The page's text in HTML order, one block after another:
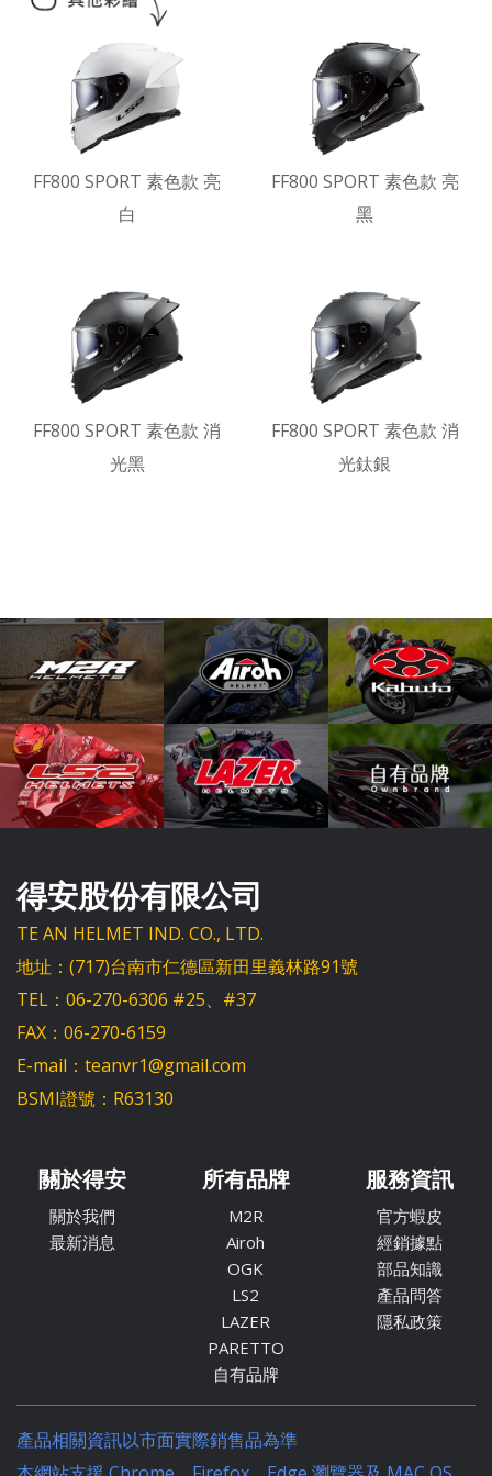
FF800 SPORT 素色款 亮
白
FF800 SPORT 素色款 亮
黑
FF800 SPORT 素色款 消
光黑
FF800 SPORT 素色款 消
光鈦銀
得安股份有限公司
TE AN HELMET IND. CO., LTD.
地址：(717)台南市仁德區新田里義林路91號
TEL：06-270-6306 #25、#37
FAX：06-270-6159
E-mail：teanvr1@gmail.com
BSMI證號：R63130
關於得安
關於我們
最新消息
所有品牌
M2R
Airoh
OGK
LS2
LAZER
PARETTO
自有品牌
服務資訊
官方蝦皮
經銷據點
部品知識
產品問答
隱私政策
產品相關資訊以市面實際銷售品為準